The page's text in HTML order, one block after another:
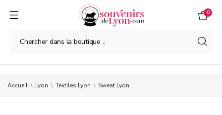
0
Accueil Lyon Textiles Lyon Sweat Lyon